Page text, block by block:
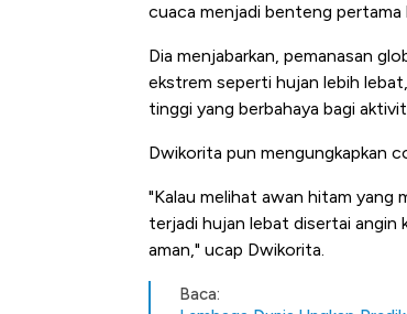
cuaca menjadi benteng pertama
Dia menjabarkan, pemanasan
ekstrem seperti hujan lebih
tinggi yang berbahaya bagi
Dwikorita pun mengungkapkan
"Kalau melihat awan hitam yang
terjadi hujan lebat disertai angin
aman," ucap Dwikorita.
Baca: